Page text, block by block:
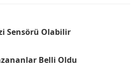
Sensörü Olabilir
Belli Oldu